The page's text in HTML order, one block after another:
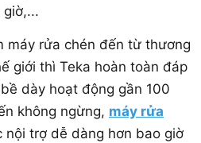
máy rửa chén đến từ thương
giới thì Teka hoàn toàn đáp
dày hoạt động gần 100
không ngừng, máy rửa
nội trợ dễ dàng hơn bao giờ